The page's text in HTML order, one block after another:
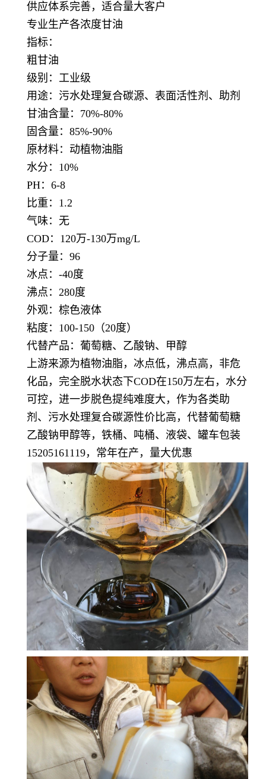
供应体系完善，适合量大客户
专业生产各浓度甘油
指标：
粗甘油
级别：工业级
用途：污水处理复合碳源、表面活性剂、助剂
甘油含量：70%-80%
固含量：85%-90%
原材料：动植物油脂
水分：10%
PH：6-8
比重：1.2
气味：无
COD：120万-130万mg/L
分子量：96
冰点：-40度
沸点：280度
外观：棕色液体
粘度：100-150（20度）
代替产品：葡萄糖、乙酸钠、甲醇
上游来源为植物油脂，冰点低，沸点高，非危
化品，完全脱水状态下COD在150万左右，水分
可控，进一步脱色提纯难度大，作为各类助
剂、污水处理复合碳源性价比高，代替葡萄糖
乙酸钠甲醇等，铁桶、吨桶、液袋、罐车包装
15205161119，常年在产，量大优惠